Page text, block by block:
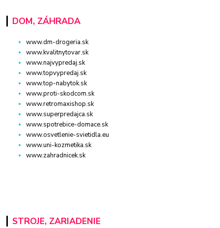
DOM, ZÁHRADA
www.dm-drogeria.sk
www.kvalitnytovar.sk
www.najvypredaj.sk
www.topvypredaj.sk
www.top-nabytok.sk
www.proti-skodcom.sk
www.retromaxishop.sk
www.superpredajca.sk
www.spotrebice-domace.sk
www.osvetlenie-svietidla.eu
www.uni-kozmetika.sk
www.zahradnicek.sk
STROJE, ZARIADENIE